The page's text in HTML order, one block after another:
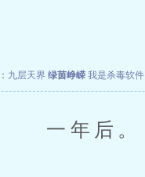
九层天界 绿茵峥嵘 我是杀毒软件
一年后。